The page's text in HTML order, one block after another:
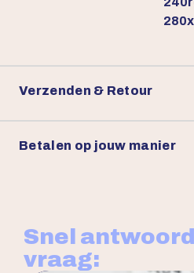
Verzenden & Retour
Betalen op jouw manier
Snel
vraag: